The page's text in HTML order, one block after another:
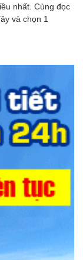
nhất. Cùng đọc
và chọn 1